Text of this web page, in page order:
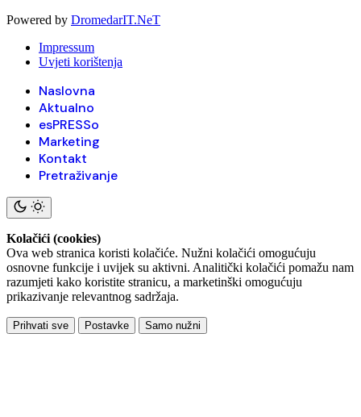
Powered by DromedarIT.NeT
Impressum
Uvjeti korištenja
Naslovna
Aktualno
esPRESSo
Marketing
Kontakt
Pretraživanje
Kolačići (cookies)
Ova web stranica koristi kolačiće. Nužni kolačići omogućuju
osnovne funkcije i uvijek su aktivni. Analitički kolačići pomažu nam
razumjeti kako koristite stranicu, a marketinški omogućuju
prikazivanje relevantnog sadržaja.
Prihvati sve Postavke Samo nužni